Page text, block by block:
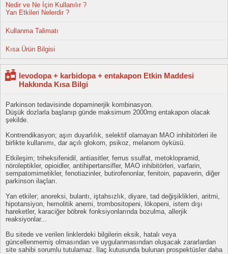
Nedir ve Ne İçin Kullanılır ?
Yan Etkileri Nelerdir ?
Kullanma Talimatı
Kısa Ürün Bilgisi
levodopa + karbidopa + entakapon Etkin Maddesi
Hakkında Kısa Bilgi
Parkinson tedavisinde dopaminerjik kombinasyon.
Düşük dozlarla başlanıp günde maksimum 2000mg entakapon olacak
şekilde.
Kontrendikasyon; aşırı duyarlılık, selektif olamayan MAO inhibitörleri ile
birlikte kullanımı, dar açılı glokom, psikoz, melanom öyküsü.
Etkileşim; triheksifenidil, antiasitler, ferrus ssulfat, metoklopramid,
nöroleptikler, opioidler, antihipertansifler, MAO inhibitörleri, varfarin,
sempatomimetikler, fenotiazinler, butirofenonlar, fenitoin, papaverin, diğer
parkinson ilaçları.
Yan etkiler; anoreksi, bulantı, iştahsızlık, diyare, tad değişiklikleri, aritmi,
hipotansiyon, hemolitik anemi, trombositopeni, lökopeni, istem dışı
hareketler, karaciğer böbrek fonksiyonlarında bozulma, allerjik
reaksiyonlar...
Bu sitede ve verilen linklerdeki bilgilerin eksik, hatalı veya
güncellenmemiş olmasından ve uygulanmasından oluşacak zararlardan
site sahibi sorumlu tutulamaz. İlaç kutusunda bulunan prospektüsler daha